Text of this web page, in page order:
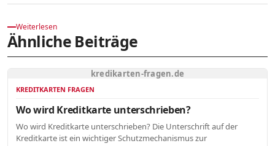
Weiterlesen
Ähnliche Beiträge
kredikarten-fragen.de
KREDITKARTEN FRAGEN
Wo wird Kreditkarte unterschrieben?
Wo wird Kreditkarte unterschrieben? Die Unterschrift auf der
Kreditkarte ist ein wichtiger Schutzmechanismus zur